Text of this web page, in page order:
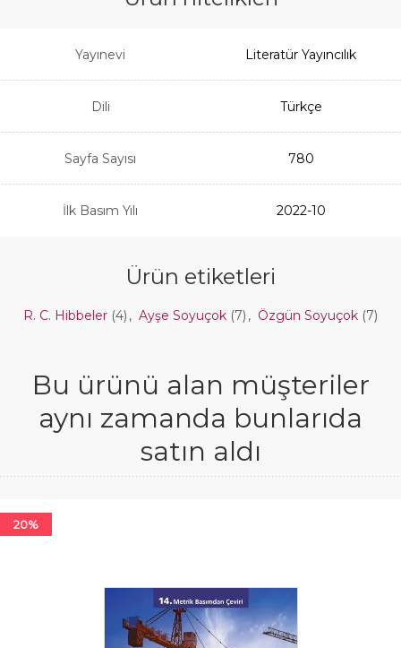
Yayınevi Literatür Yayıncılık
Dili Türkçe
Sayfa Sayısı 780
İlk Basım Yılı 2022-10
Ürün etiketleri
R. C. Hibbeler (4) , Ayşe Soyuçok (7) , Özgün Soyuçok (7)
Bu ürünü alan müşteriler
aynı zamanda bunlarıda
satın aldı
20%